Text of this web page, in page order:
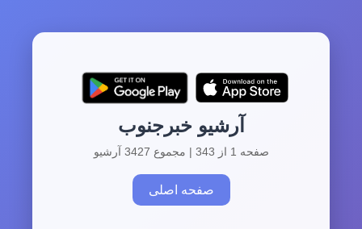
آرشیو خبرجنوب
صفحه 1 از 343 | مجموع 3427 آرشیو
صفحه اصلی